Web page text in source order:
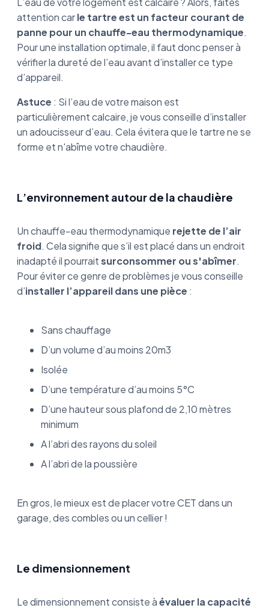
attention carle tartre est un facteur courant de
panne pour un chauffe-eau thermodynamique.
Pour une installation optimale, il faut donc penser à
vérifier la dureté de l’eau avant d’installer ce type
d’appareil.
Astuce : Si l’eau de votre maison est
particulièrement calcaire, je vous conseille d’installer
un adoucisseur d’eau. Cela évitera que le tartre ne se
forme et n'abîme votre chaudière.
L’environnement autour de la chaudière
Un chauffe-eau thermodynamique rejette de l’air
froid. Cela signifie que s’il est placé dans un endroit
inadapté il pourraitsurconsommer ou s'abîmer.
Pour éviter ce genre de problèmes je vous conseille
d’installer l’appareil dans une pièce :
Sans chauffage
D’un volume d’au moins 20m3
Isolée
D’une température d’au moins 5°C
D’une hauteur sous plafond de 2,10 mètres
minimum
A l’abri des rayons du soleil
A l’abri de la poussière
En gros, le mieux est de placer votre CET dans un
garage, des combles ou un cellier !
Le dimensionnement
Le dimensionnement consiste àévaluer la capacité